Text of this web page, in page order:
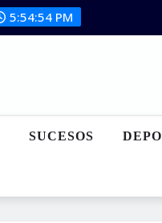
5:54:55 PM
SUCESOS